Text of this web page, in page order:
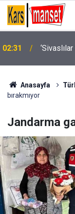
01:56
ABD
ederim
Anasayfa
bırakmıyor
Jandarma